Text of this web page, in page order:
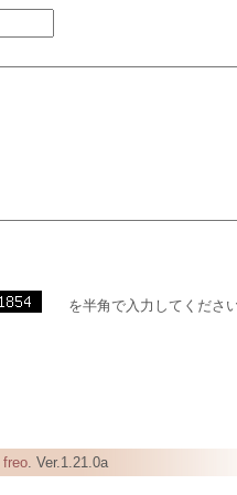
を半角で入力してくださ
freo. Ver.1.21.0a